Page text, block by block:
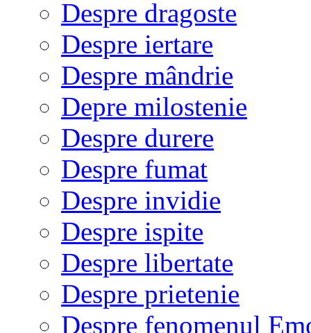
Despre dragoste
Despre iertare
Despre mândrie
Depre milostenie
Despre durere
Despre fumat
Despre invidie
Despre ispite
Despre libertate
Despre prietenie
Despre fenomenul